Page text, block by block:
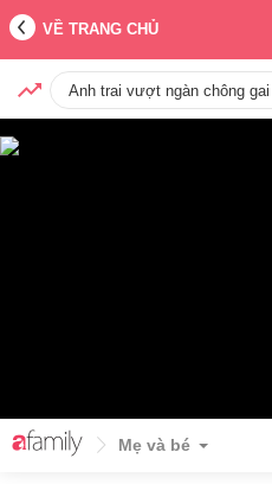
VỀ TRANG CHỦ
Anh trai vượt ngàn chông gai
Mẹ và bé